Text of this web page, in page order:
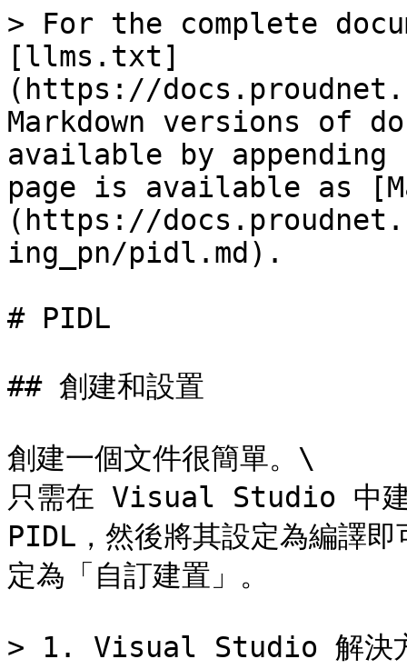
> For the complete
[llms.txt]
(https://
Markdown versions of
available by
page is available as
(https://
ing_pn/pidl.md).
# PIDL
## 創建和設置
創建一個文件很簡單。\
只需在 Visual Studio 中建
PIDL，然後將其設定為編譯
定為「自訂建置」。
> 1. Visual Studio 解決